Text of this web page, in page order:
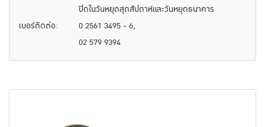
ปิดในวันหยุดสุดสัปดาห์และวันหยุดธนาคาร
เบอร์ติดต่อ:
0 2561 3495 - 6,
02 579 9394